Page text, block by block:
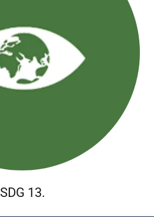
SDG 13.